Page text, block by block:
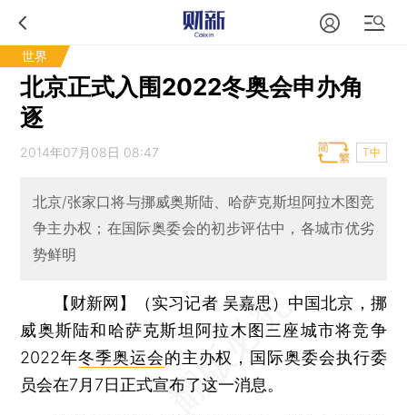
世界
北京正式入围2022冬奥会申办角
逐
2014年07月08日 08:47 T中
北京/张家口将与挪威奥斯陆、哈萨克斯坦阿拉木图竞
争主办权；在国际奥委会的初步评估中，各城市优劣
势鲜明
【财新网】（实习记者 吴嘉思） 中国北京，挪
威奥斯陆和哈萨克斯坦阿拉木图三座城市将竞争
2022年冬季奥运会的主办权，国际奥委会执行委
员会在7月7日正式宣布了这一消息。